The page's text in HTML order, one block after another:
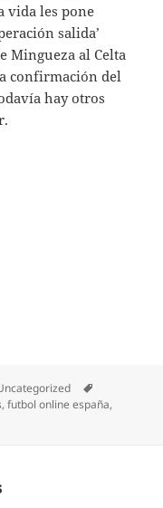
vida les pone
salida’
Mingueza al Celta
confirmación del
hay otros
,futbol online españa,